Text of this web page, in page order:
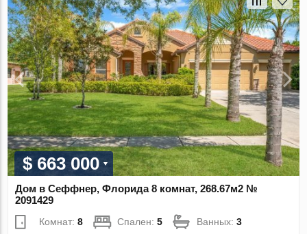
$ 663 000
Дом в Сеффнер, Флорида 8 комнат, 268.67м2 №
2091429
Комнат:8 Спален:5 Ванных:3